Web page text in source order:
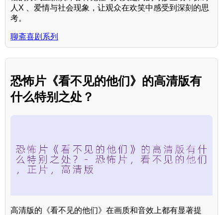
人X 、爱情与社会现象，让观众在欢笑中感受到深刻的思
考。
聊斋喜剧系列
恐怖片《看不见的他们》的高清版有
什么特别之处？
高清版的《看不见的他们》在画质和音效上都有显著提